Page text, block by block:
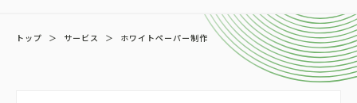
トップ ＞ サービス ＞ ホワイトペーパー制作